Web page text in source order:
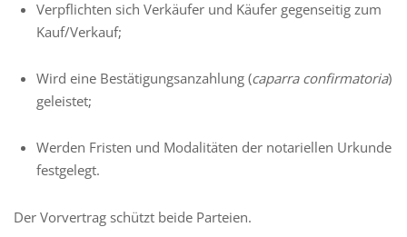
Verpflichten sich Verkäufer und Käufer gegenseitig zum
Kauf/Verkauf;
Wird eine Bestätigungsanzahlung (caparra confirmatoria)
geleistet;
Werden Fristen und Modalitäten der notariellen Urkunde
festgelegt.
Der Vorvertrag schützt beide Parteien.